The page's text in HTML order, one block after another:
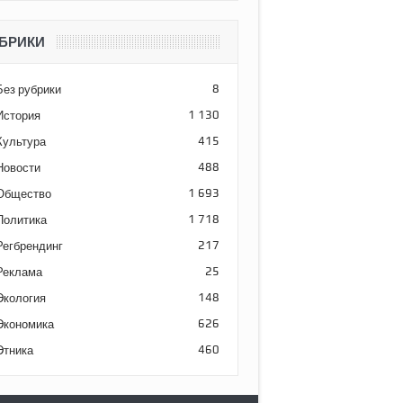
рубрики 8
1 130
415
488
1 693
1 718
217
25
148
626
460